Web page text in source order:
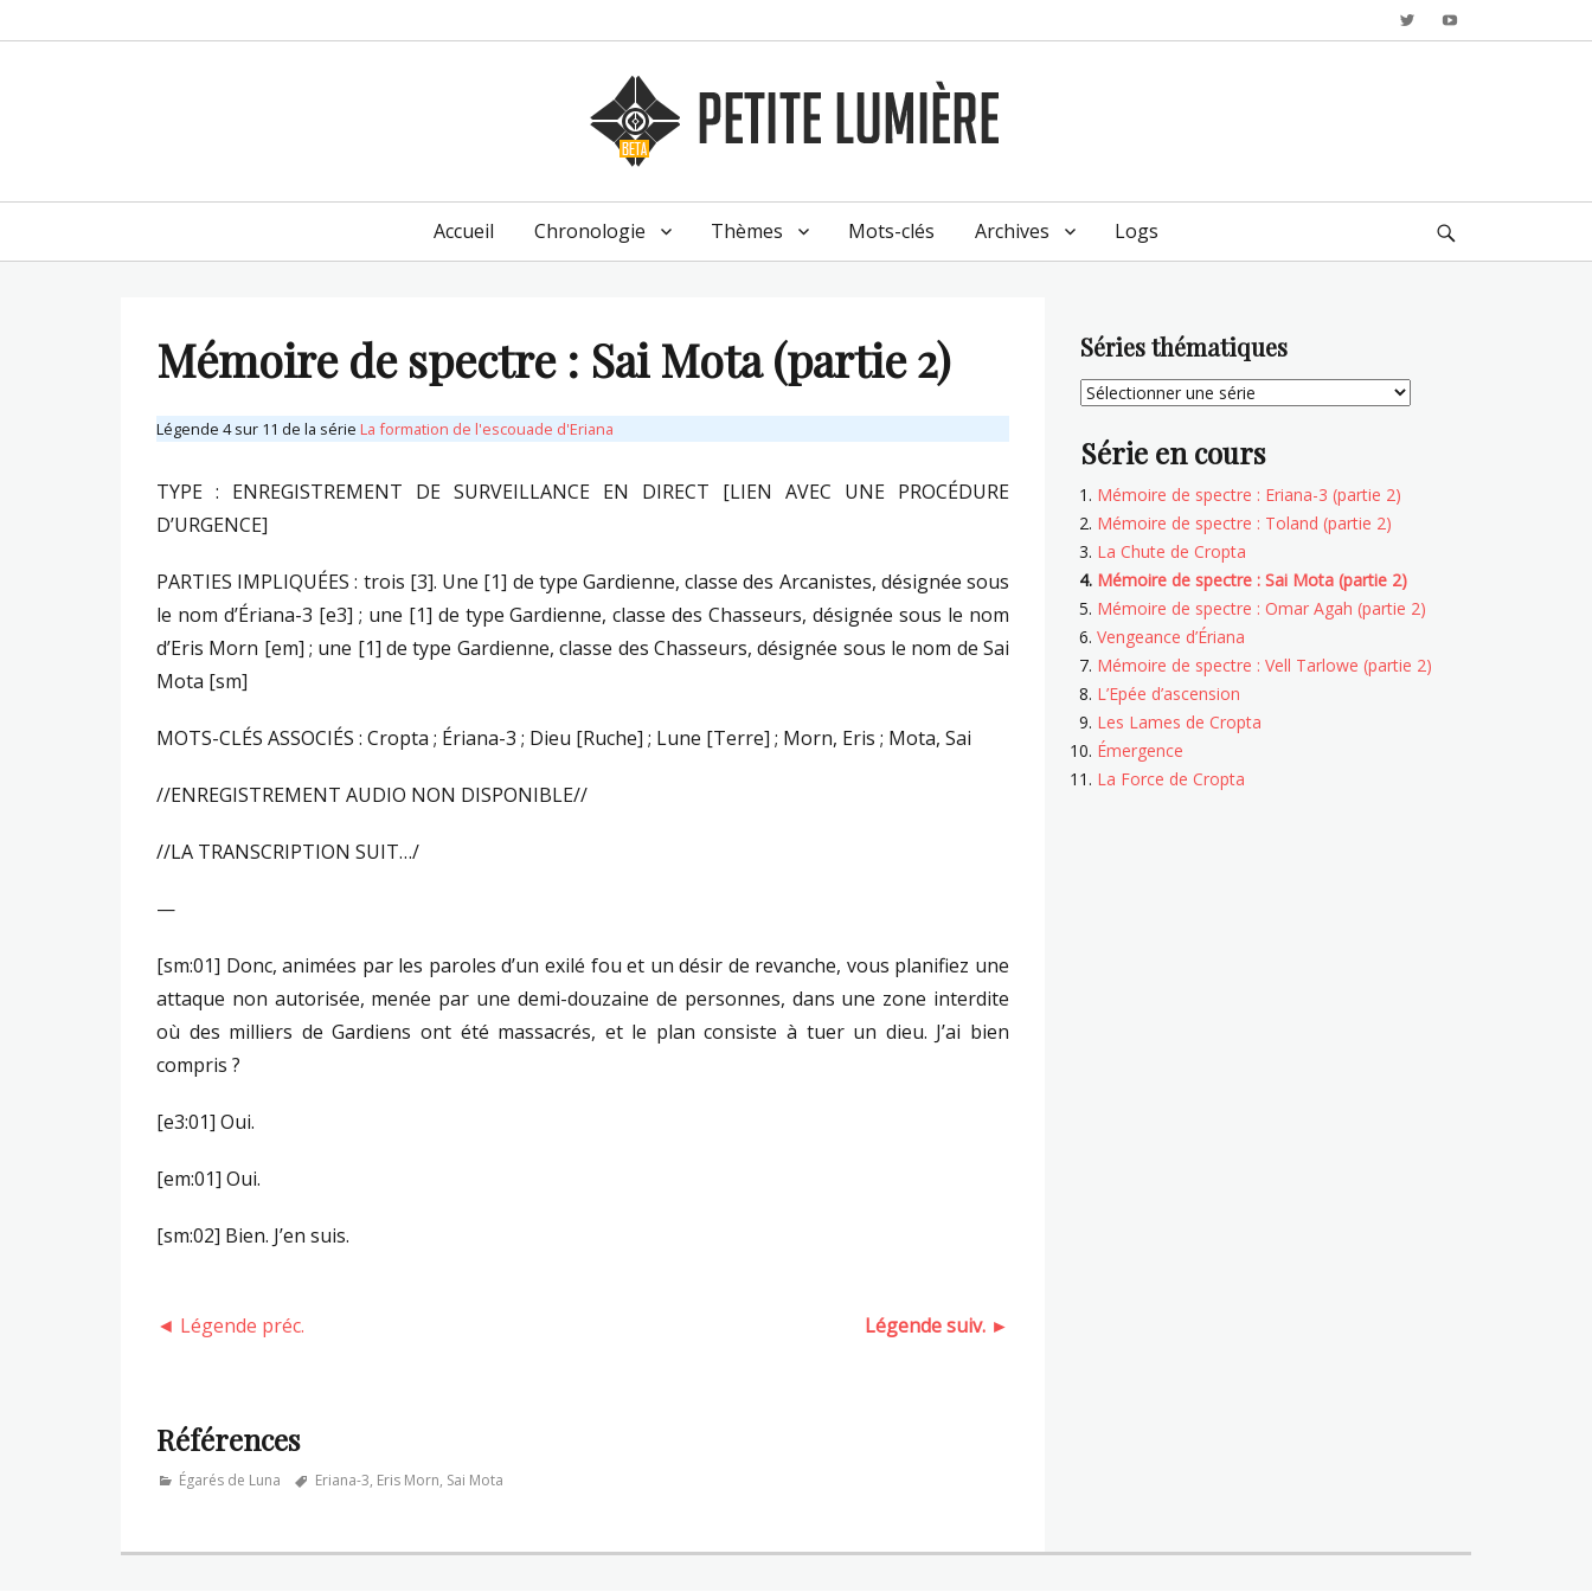
Twitter
menu
Accueil Chronologie Thèmes Mots-clés Archives Logs
Mémoire de spectre : Sai Mota (partie 2)
Légende 4 sur 11 de la série La formation de l'escouade d'Eriana
TYPE : ENREGISTREMENT DE SURVEILLANCE EN DIRECT [LIEN AVEC UNE PROCÉDURE
D’URGENCE]
PARTIES IMPLIQUÉES : trois [3]. Une [1] de type Gardienne, classe des Arcanistes, désignée sous
le nom d’Ériana-3 [e3] ; une [1] de type Gardienne, classe des Chasseurs, désignée sous le nom
d’Eris Morn [em] ; une [1] de type Gardienne, classe des Chasseurs, désignée sous le nom de Sai
Mota [sm]
MOTS-CLÉS ASSOCIÉS : Cropta ; Ériana-3 ; Dieu [Ruche] ; Lune [Terre] ; Morn, Eris ; Mota, Sai
//ENREGISTREMENT AUDIO NON DISPONIBLE//
//LA TRANSCRIPTION SUIT…/
—
[sm:01] Donc, animées par les paroles d’un exilé fou et un désir de revanche, vous planifiez une
attaque non autorisée, menée par une demi-douzaine de personnes, dans une zone interdite
où des milliers de Gardiens ont été massacrés, et le plan consiste à tuer un dieu. J’ai bien
compris ?
[e3:01] Oui.
[em:01] Oui.
[sm:02] Bien. J’en suis.
◄ Légende préc. Légende suiv. ►
Références
Categories
Égarés de Luna TagsEriana-3, Eris Morn, Sai Mota
Séries thématiques
Série en cours
Mémoire de spectre : Eriana-3 (partie 2)
Mémoire de spectre : Toland (partie 2)
La Chute de Cropta
Mémoire de spectre : Sai Mota (partie 2)
Mémoire de spectre : Omar Agah (partie 2)
Vengeance d’Ériana
Mémoire de spectre : Vell Tarlowe (partie 2)
L’Epée d’ascension
Les Lames de Cropta
Émergence
La Force de Cropta